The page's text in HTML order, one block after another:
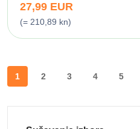
27,99 EUR
(= 210,89 kn)
1 2 3 4 5